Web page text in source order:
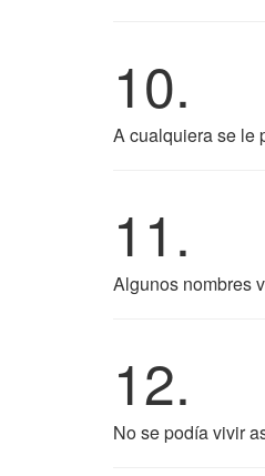
10.
A cualquiera se le
11.
Algunos nombres
12.
No se podía vivir